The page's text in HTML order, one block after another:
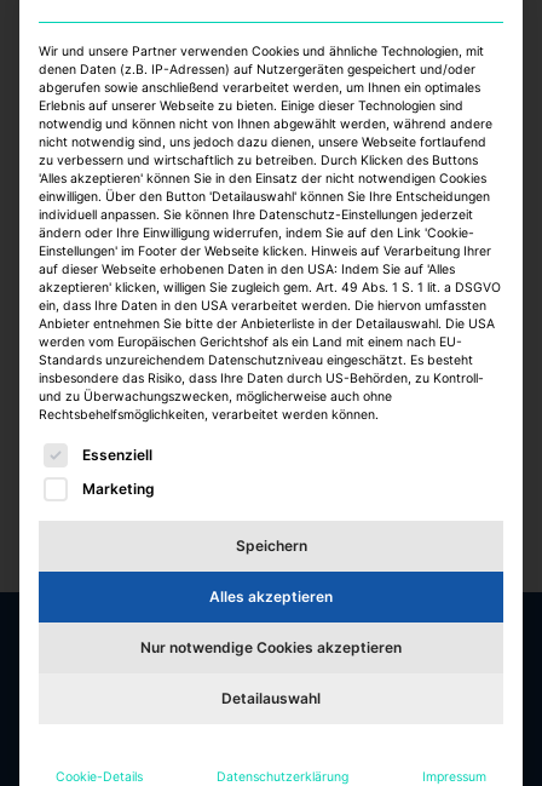
Top Jobs:
Jobfelder
Wir und unsere Partner verwenden Cookies und ähnliche Technologien, mit
denen Daten (z.B. IP-Adressen) auf Nutzergeräten gespeichert und/oder
abgerufen sowie anschließend verarbeitet werden, um Ihnen ein optimales
Erlebnis auf unserer Webseite zu bieten. Einige dieser Technologien sind
notwendig und können nicht von Ihnen abgewählt werden, während andere
nicht notwendig sind, uns jedoch dazu dienen, unsere Webseite fortlaufend
zu verbessern und wirtschaftlich zu betreiben. Durch Klicken des Buttons
'Alles akzeptieren' können Sie in den Einsatz der nicht notwendigen Cookies
einwilligen. Über den Button 'Detailauswahl' können Sie Ihre Entscheidungen
individuell anpassen. Sie können Ihre Datenschutz-Einstellungen jederzeit
ändern oder Ihre Einwilligung widerrufen, indem Sie auf den Link 'Cookie-
Einstellungen' im Footer der Webseite klicken. Hinweis auf Verarbeitung Ihrer
auf dieser Webseite erhobenen Daten in den USA: Indem Sie auf 'Alles
akzeptieren' klicken, willigen Sie zugleich gem. Art. 49 Abs. 1 S. 1 lit. a DSGVO
ein, dass Ihre Daten in den USA verarbeitet werden. Die hiervon umfassten
Anbieter entnehmen Sie bitte der Anbieterliste in der Detailauswahl. Die USA
werden vom Europäischen Gerichtshof als ein Land mit einem nach EU-
Standards unzureichendem Datenschutzniveau eingeschätzt. Es besteht
insbesondere das Risiko, dass Ihre Daten durch US-Behörden, zu Kontroll-
und zu Überwachungszwecken, möglicherweise auch ohne
Rechtsbehelfsmöglichkeiten, verarbeitet werden können.
Es folgt eine Liste der Service-Gruppen, für die eine
Essenziell
Marketing
Speichern
Alles akzeptieren
Nur notwendige Cookies akzeptieren
Detailauswahl
Cookie-Details Datenschutzerklärung Impressum